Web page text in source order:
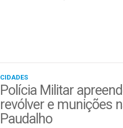
CIDADES
Polícia Militar
revólver e munições
Paudalho